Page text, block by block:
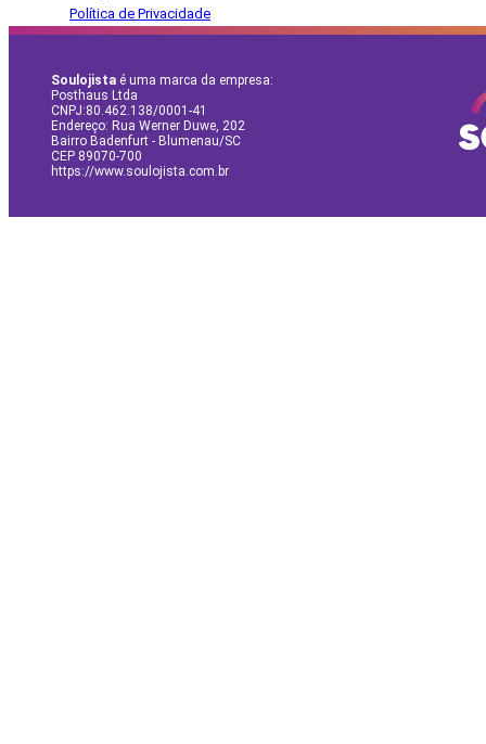
Política de Privacidade
Soulojista é uma marca da empresa:
Posthaus Ltda
CNPJ:80.462.138/0001-41
Endereço: Rua Werner Duwe, 202
Bairro Badenfurt - Blumenau/SC
CEP 89070-700
https://www.soulojista.com.br